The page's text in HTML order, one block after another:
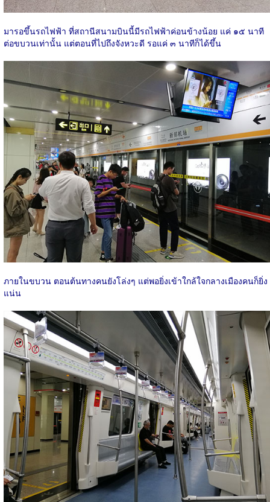
มารอขึ้นรถไฟฟ้า ที่สถานีสนามบินนี้มีรถไฟฟ้าค่อนข้างน้อย แค่ ๑๕ นาที
ต่อขบวนเท่านั้น แต่ตอนที่ไปถึงจังหวะดี รอแค่ ๓ นาทีก็ได้ขึ้น
ภายในขบวน ตอนต้นทางคนยังโล่งๆ แต่พอยิ่งเข้าใกล้ใจกลางเมืองคนก็ยิ่ง
แน่น